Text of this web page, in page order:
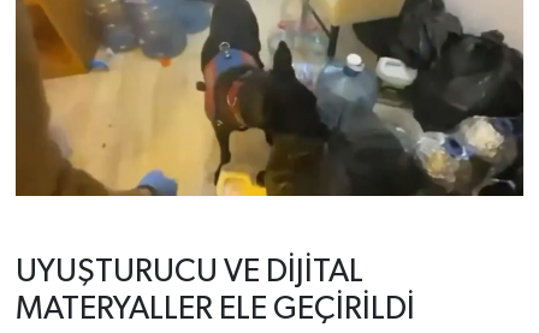
UYUŞTURUCU VE DİJİTAL
MATERYALLER ELE GEÇİRİLDİ